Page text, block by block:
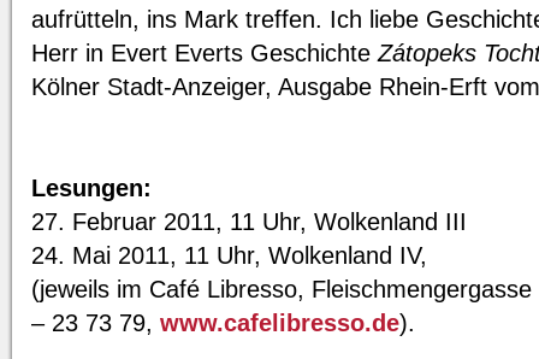
aufrütteln, ins Mark treffen. Ich liebe
Herr in Evert Everts Geschichte Zátopeks
Kölner Stadt-Anzeiger, Ausgabe Rhein-Erft
Lesungen:
27. Februar 2011, 11 Uhr, Wolkenland III
24. Mai 2011, 11 Uhr, Wolkenland IV,
(jeweils im Café Libresso,
– 23 73 79, www.cafelibresso.de).